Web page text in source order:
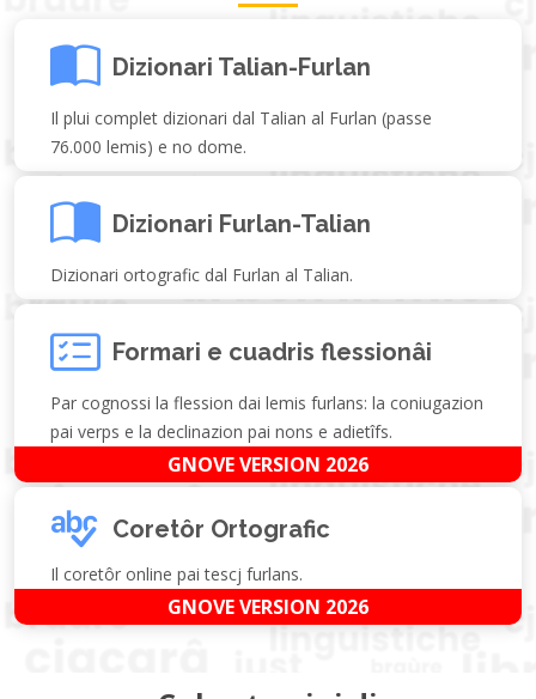
Dizionari Talian-Furlan
Il plui complet dizionari dal Talian al Furlan (passe
76.000 lemis) e no dome.
Dizionari Furlan-Talian
Dizionari ortografic dal Furlan al Talian.
Formari e cuadris flessionâi
Par cognossi la flession dai lemis furlans: la coniugazion
pai verps e la declinazion pai nons e adietîfs.
GNOVE VERSION 2026
Coretôr Ortografic
Il coretôr online pai tescj furlans.
GNOVE VERSION 2026